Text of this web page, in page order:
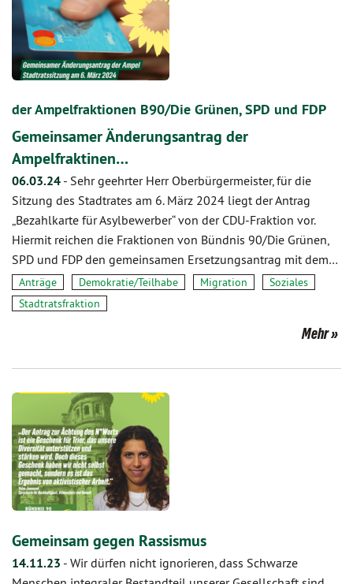
der Ampelfraktionen B90/Die Grünen, SPD und FDP
Gemeinsamer Änderungsantrag der
Ampelfraktinen…
06.03.24 - Sehr geehrter Herr Oberbürgermeister, für die
Sitzung des Stadtrates am 6. März 2024 liegt der Antrag
„Bezahlkarte für Asylbewerber“ von der CDU-Fraktion vor.
Hiermit reichen die Fraktionen von Bündnis 90/Die Grünen,
SPD und FDP den gemeinsamen Ersetzungsantrag mit dem…
Anträge Demokratie/Teilhabe Migration
Soziales
Stadtratsfraktion
Mehr
Gemeinsam gegen Rassismus
14.11.23 - Wir dürfen nicht ignorieren, dass Schwarze